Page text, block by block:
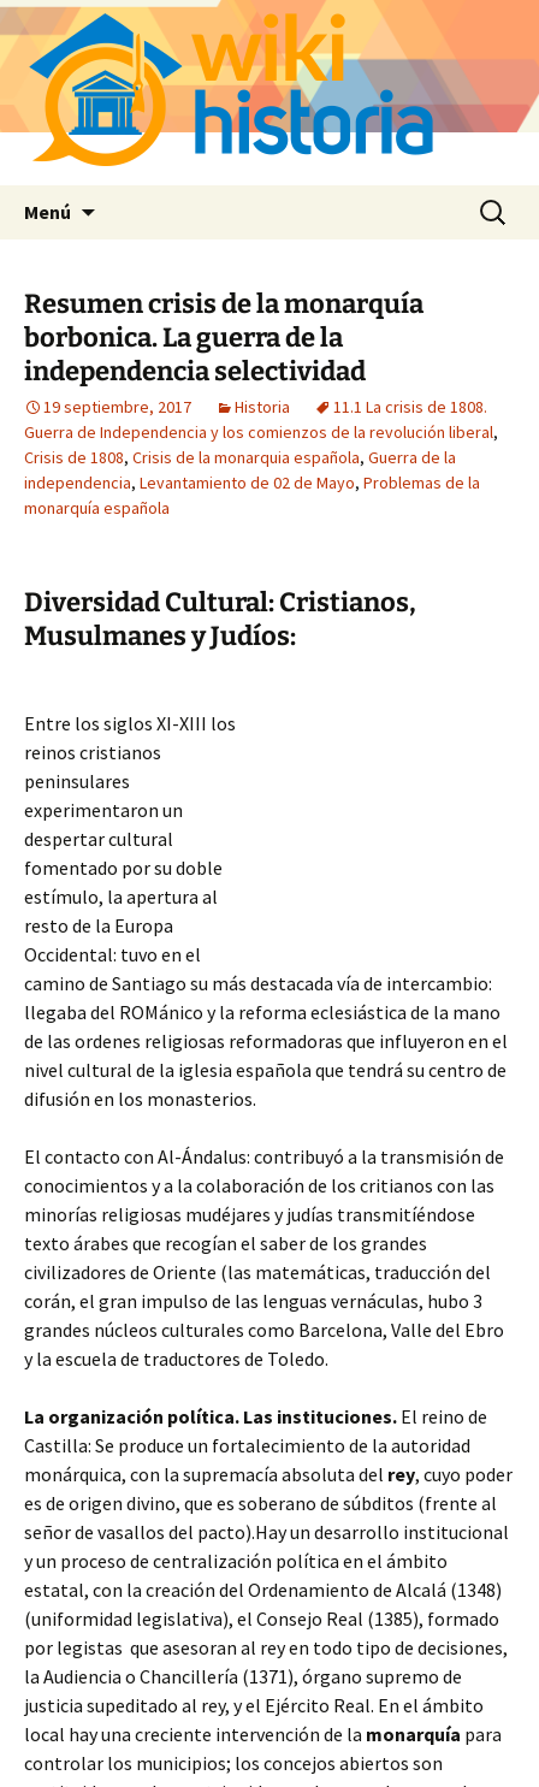
Menú Buscar:
Resumen crisis de la monarquía
borbonica. La guerra de la
independencia selectividad
19 septiembre, 2017 Historia
11.1 La crisis de 1808.
Guerra de Independencia y los comienzos de la revolución liberal,
Crisis de 1808, Crisis de la monarquia española, Guerra de la
independencia, Levantamiento de 02 de Mayo, Problemas de la
monarquía española
Diversidad Cultural: Cristianos,
Musulmanes y Judíos:
Entre los siglos XI-XIII los
reinos cristianos
peninsulares
experimentaron un
despertar cultural
fomentado por su doble
estímulo, la apertura al
resto de la Europa
Occidental: tuvo en el
camino de Santiago su más destacada vía de intercambio:
llegaba del ROMánico y la reforma eclesiástica de la mano
de las ordenes religiosas reformadoras que influyeron en el
nivel cultural de la iglesia española que tendrá su centro de
difusión en los monasterios.
El contacto con Al-Ándalus: contribuyó a la transmisión de
conocimientos y a la colaboración de los critianos con las
minorías religiosas mudéjares y judías transmitíéndose
texto árabes que recogían el saber de los grandes
civilizadores de Oriente (las matemáticas, traducción del
corán, el gran impulso de las lenguas vernáculas, hubo 3
grandes núcleos culturales como Barcelona, Valle del Ebro
y la escuela de traductores de Toledo.
La organización política. Las instituciones. El reino de
Castilla: Se produce un fortalecimiento de la autoridad
monárquica, con la supremacía absoluta del rey, cuyo poder
es de origen divino, que es soberano de súbditos (frente al
señor de vasallos del pacto).Hay un desarrollo institucional
y un proceso de centralización política en el ámbito
estatal, con la creación del Ordenamiento de Alcalá (1348)
(uniformidad legislativa), el Consejo Real (1385), formado
por legistas que asesoran al rey en todo tipo de decisiones,
la Audiencia o Chancillería (1371), órgano supremo de
justicia supeditado al rey, y el Ejército Real. En el ámbito
local hay una creciente intervención de la monarquía para
controlar los municipios; los concejos abiertos son